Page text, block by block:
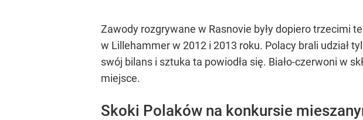
Zawody rozgrywane w Rasnovie były dopiero trzecimi
w Lillehammer w 2012 i 2013 roku. Polacy brali udział
swój bilans i sztuka ta powiodła się. Biało-czerwoni w
miejsce.
Skoki Polaków na konkursie